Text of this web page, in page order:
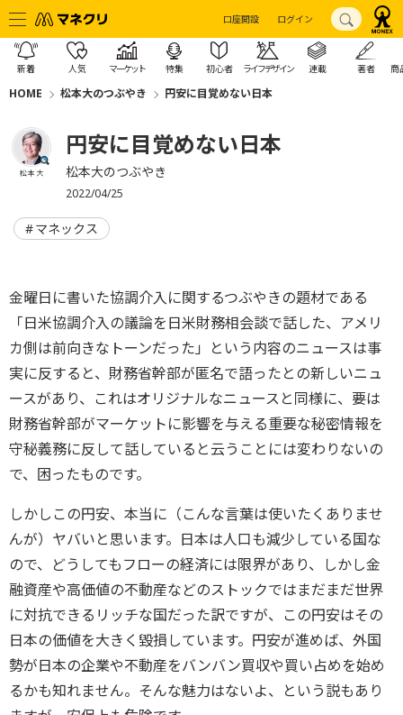
口座開設 ログイン
新着 人気 マーケット 特集 初心者 ライフデザイン 連載 著者 商
HOME 松本大のつぶやき 円安に目覚めない日本
松本 大
円安に目覚めない日本
松本大のつぶやき
2022/04/25
マネックス
金曜日に書いた協調介入に関するつぶやきの題材である
「日米協調介入の議論を日米財務相会談で話した、アメリ
カ側は前向きなトーンだった」という内容のニュースは事
実に反すると、財務省幹部が匿名で語ったとの新しいニュ
ースがあり、これはオリジナルなニュースと同様に、要は
財務省幹部がマーケットに影響を与える重要な秘密情報を
守秘義務に反して話していると云うことには変わりないの
で、困ったものです。
しかしこの円安、本当に（こんな言葉は使いたくありませ
んが）ヤバいと思います。日本は人口も減少している国な
ので、どうしてもフローの経済には限界があり、しかし金
融資産や高価値の不動産などのストックではまだまだ世界
に対抗できるリッチな国だった訳ですが、この円安はその
日本の価値を大きく毀損しています。円安が進めば、外国
勢が日本の企業や不動産をバンバン買収や買い占めを始め
るかも知れません。そんな魅力はないよ、という説もあり